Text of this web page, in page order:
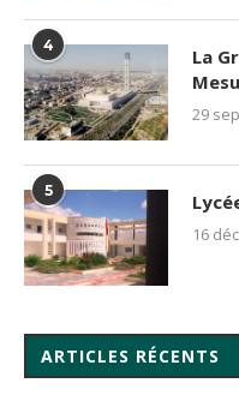
4
La
29
5
16
ARTICLES RÉCENTS